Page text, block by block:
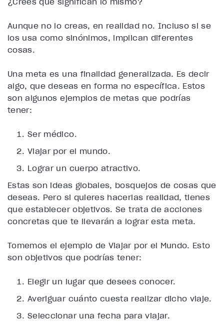
Aunque no lo creas, en realidad no. Incluso si se
los usa como sinónimos, implican diferentes
cosas.
Una meta es una finalidad generalizada. Es decir
algo, que deseas en forma no específica. Estos
son algunos ejemplos de metas que podrías
tener:
Ser médico.
Viajar por el mundo.
Lograr un cuerpo atractivo.
Estas son ideas globales, bosquejos de cosas que
deseas. Pero si quieres hacerlas realidad, tienes
que establecer objetivos. Se trata de acciones
concretas que te llevarán a lograr esta meta.
Tomemos el ejemplo de Viajar por el Mundo. Esto
son objetivos que podrías tener:
Elegir un lugar que desees conocer.
Averiguar cuánto cuesta realizar dicho viaje.
Seleccionar una fecha para viajar.